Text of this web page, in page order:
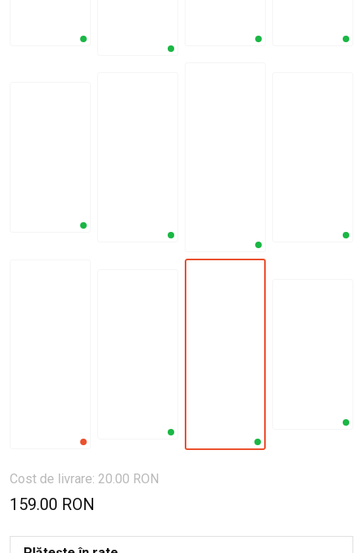
Cost de livrare: 20.00 RON
159.00 RON